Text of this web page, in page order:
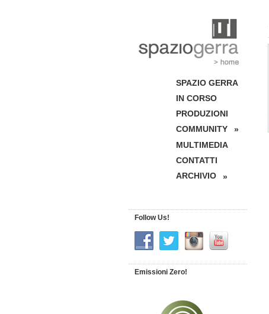
SPAZIO GERRA
IN CORSO
PRODUZIONI
COMMUNITY
»
MULTIMEDIA
CONTATTI
ARCHIVIO
»
Follow Us!
Emissioni Zero!